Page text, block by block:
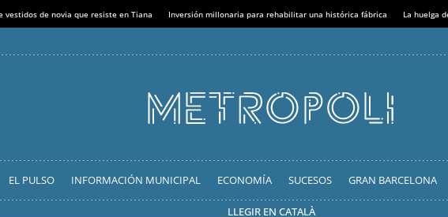
vestidos de novia que resiste en Tiana Inversión millonaria para rehabilitar una histórica fábrica La huelga
EL PULSO INFORMACIÓN MUNICIPAL ECONOMÍA SUCESOS GRAN BARCELONA
LLEGIR EN CATALÀ